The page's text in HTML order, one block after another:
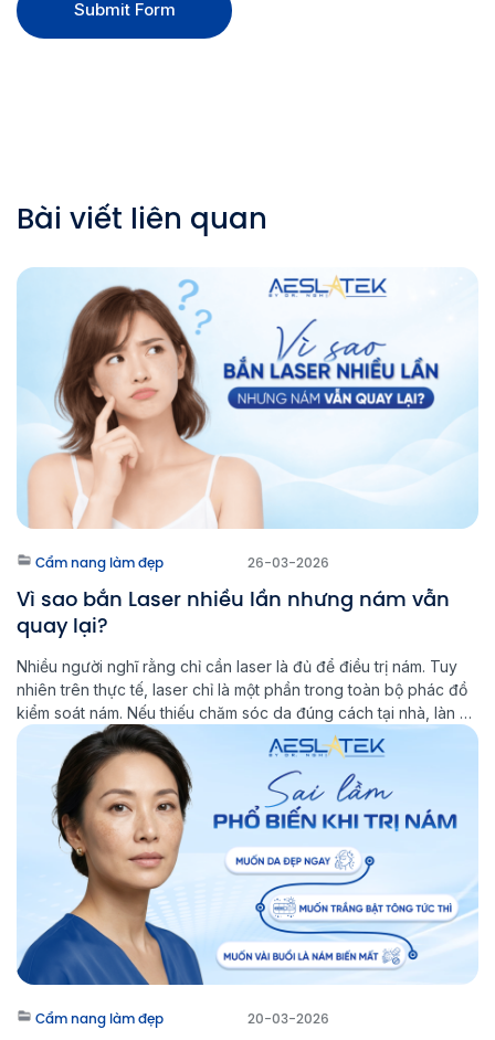
Submit Form
Bài viết liên quan
Cẩm nang làm đẹp 26-03-2026
Vì sao bắn Laser nhiều lần nhưng nám vẫn
quay lại?
Nhiều người nghĩ rằng chỉ cần laser là đủ để điều trị nám. Tuy
nhiên trên thực tế, laser chỉ là một phần trong toàn bộ phác đồ
kiểm soát nám. Nếu thiếu chăm sóc da đúng cách tại nhà, làn da
sẽ khó ổn định lâu dài và nguy cơ nám tái phát vẫn […]
Cẩm nang làm đẹp 20-03-2026